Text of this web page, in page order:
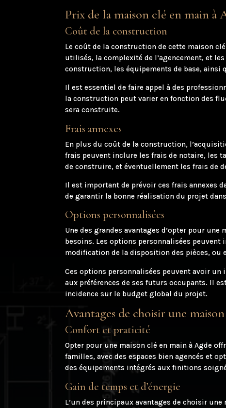
Prix de la maison clé en main à
Coût de la construction
Le coût de la construction de cette maison
utilisés, la complexité de l’agencement, et
construction, les équipements de base, ainsi
Il est essentiel de faire appel à des
la construction peut varier en fonction des
sera construite.
Frais annexes
En plus du coût de la construction,
frais peuvent inclure les frais de notaire, les
de construire, et éventuellement les frais de
Il est important de prévoir ces frais annexes
de garantir la bonne réalisation du projet
Options personnalisées
Une des grandes avantages d’opter pour
besoins. Les options personnalisées
modification de la disposition des pièces, ou
Ces options personnalisées peuvent avoir
aux préférences de ses futurs occupants. Il
incidence sur le budget global du projet.
Avantages de choisir une
Confort et praticité
Opter pour une maison clé en main à Agde
familles, avec des espaces bien agencés et
des équipements intégrés aux finitions
Gain de temps et d’énergie
L’un des principaux avantages de choisir